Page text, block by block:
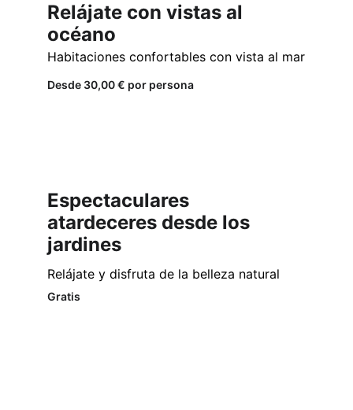
Relájate con vistas al
océano
Habitaciones confortables con vista al mar
Desde 30,00 € por persona
Espectaculares
atardeceres desde los
jardines
Relájate y disfruta de la belleza natural
Gratis